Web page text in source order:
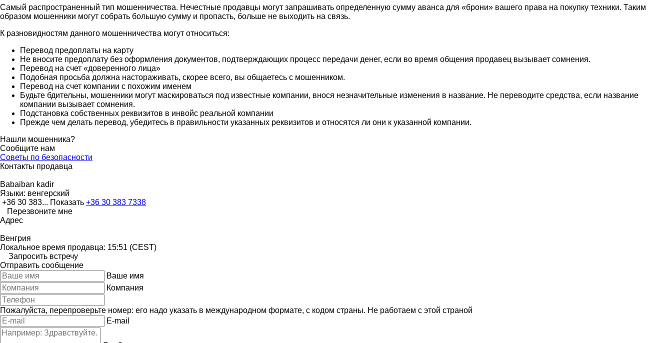
Самый распространенный тип мошенничества. Нечестные продавцы могут запрашивать определенную сумму аванса для «брони» вашего права на покупку техники. Таким
образом мошенники могут собрать большую сумму и пропасть, больше не выходить на связь.
К разновидностям данного мошенничества могут относиться:
Перевод предоплаты на карту
Не вносите предоплату без оформления документов, подтверждающих процесс передачи денег, если во время общения продавец вызывает сомнения.
Перевод на счет «доверенного лица»
Подобная просьба должна настораживать, скорее всего, вы общаетесь с мошенником.
Перевод на счет компании с похожим именем
Будьте бдительны, мошенники могут маскироваться под известные компании, внося незначительные изменения в название. Не переводите средства, если название
компании вызывает сомнения.
Подстановка собственных реквизитов в инвойс реальной компании
Прежде чем делать перевод, убедитесь в правильности указанных реквизитов и относятся ли они к указанной компании.
Нашли мошенника?
Сообщите нам
Советы по безопасности
Контакты продавца
Babaiban kadir
Языки: венгерский
+36 30 383... Показать +36 30 383 7338
Перезвоните мне
Адрес
Венгрия
Локальное время продавца: 15:51 (CEST)
Запросить встречу
Отправить сообщение
Ваше имя
Компания
Пожалуйста, перепроверьте номер: его надо указать в международном формате, с кодом страны. Не работаем с этой страной
E-mail